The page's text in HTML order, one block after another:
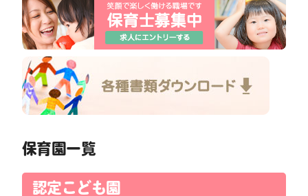
保育園一覧
認定こども園